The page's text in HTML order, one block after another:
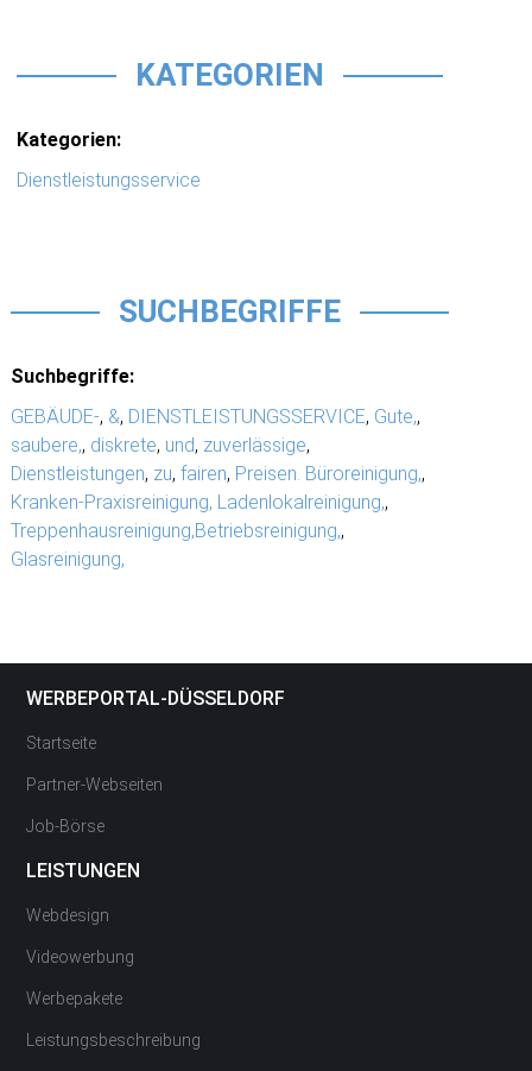
KATEGORIEN
Kategorien:
Dienstleistungsservice
SUCHBEGRIFFE
Suchbegriffe:
GEBÄUDE-, &, DIENSTLEISTUNGSSERVICE, Gute,,
saubere,, diskrete, und, zuverlässige,
Dienstleistungen, zu, fairen, Preisen. Büroreinigung,,
Kranken-Praxisreinigung, Ladenlokalreinigung,,
Treppenhausreinigung,Betriebsreinigung,,
Glasreinigung,
WERBEPORTAL-DÜSSELDORF
Startseite
Partner-Webseiten
Job-Börse
LEISTUNGEN
Webdesign
Videowerbung
Werbepakete
Leistungsbeschreibung